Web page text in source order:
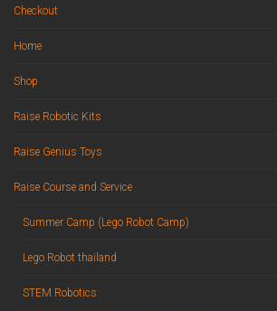
Checkout
Home
Shop
Raise Robotic Kits
Raise Genius Toys
Raise Course and Service
Summer Camp (Lego Robot Camp)
Lego Robot thailand
STEM Robotics